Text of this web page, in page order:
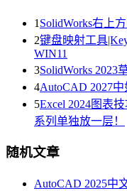
1 SolidWorks右上
2键盘映射工具
WIN11
3SolidWorks 2023
4AutoCAD 2027
5Excel 2024图表
系列单独放一层！
随机文章
AutoCAD 2025中